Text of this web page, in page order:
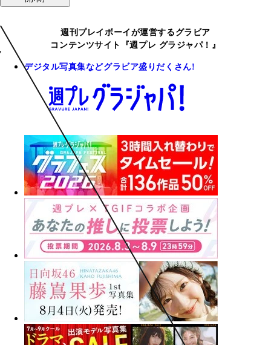
週刊プレイボーイが運営するグラビア
コンテンツサイト『週プレ グラジャパ！』
デジタル写真集などグラビア盛りだくさん!